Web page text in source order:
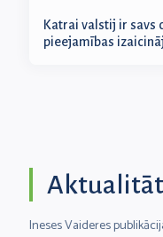
Katrai valstij ir savs
pieejamības
Ineses Vaideres